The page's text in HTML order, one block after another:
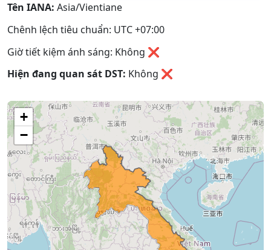
Tên IANA: Asia/Vientiane
Chênh lệch tiêu chuẩn: UTC +07:00
Giờ tiết kiệm ánh sáng: Không ❌
Hiện đang quan sát DST: Không ❌
+
−